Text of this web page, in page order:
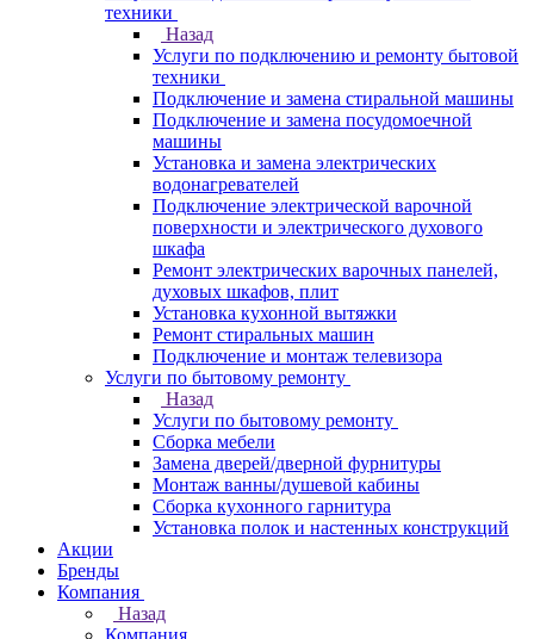
техники
Назад
Услуги по подключению и ремонту бытовой
техники
Подключение и замена стиральной машины
Подключение и замена посудомоечной
машины
Установка и замена электрических
водонагревателей
Подключение электрической варочной
поверхности и электрического духового
шкафа
Ремонт электрических варочных панелей,
духовых шкафов, плит
Установка кухонной вытяжки
Ремонт стиральных машин
Подключение и монтаж телевизора
Услуги по бытовому ремонту
Назад
Услуги по бытовому ремонту
Сборка мебели
Замена дверей/дверной фурнитуры
Монтаж ванны/душевой кабины
Сборка кухонного гарнитура
Установка полок и настенных конструкций
Акции
Бренды
Компания
Назад
Компания